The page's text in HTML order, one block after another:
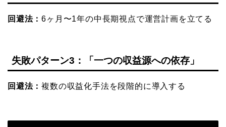
回避法：6ヶ月〜1年の中長期視点で運営計画を立てる
失敗パターン3：「一つの収益源への依存」
回避法：複数の収益化手法を段階的に導入する